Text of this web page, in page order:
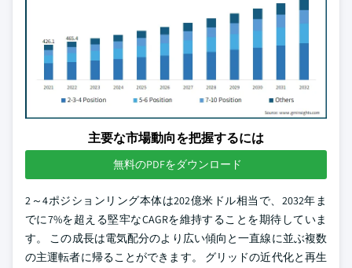
主要な市場動向を把握するには
無料のPDFをダウンロード
2～4ポジションリング本体は202億米ドル相当で、2032年ま
でに7%を超える堅牢なCAGRを維持することを期待していま
す。 この成長は電気配分のより広い傾向と一直線に並ぶ複数
の主運転者に帰ることができます。 グリッドの近代化と再生